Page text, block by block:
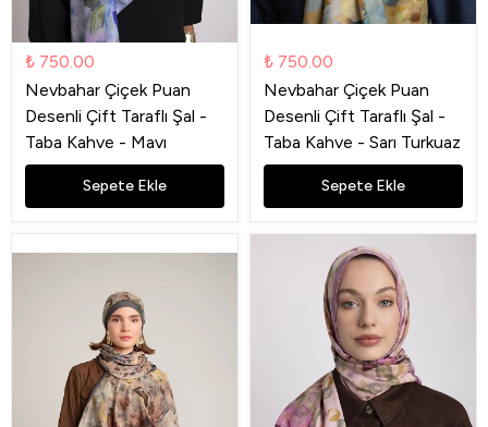
₺ 750.00
Nevbahar Çiçek Puan
Desenli Çift Taraflı Şal -
Taba Kahve - Mavı
Sepete Ekle
₺ 750.00
Nevbahar Çiçek Puan
Desenli Çift Taraflı Şal -
Taba Kahve - Sarı Turkuaz
Sepete Ekle